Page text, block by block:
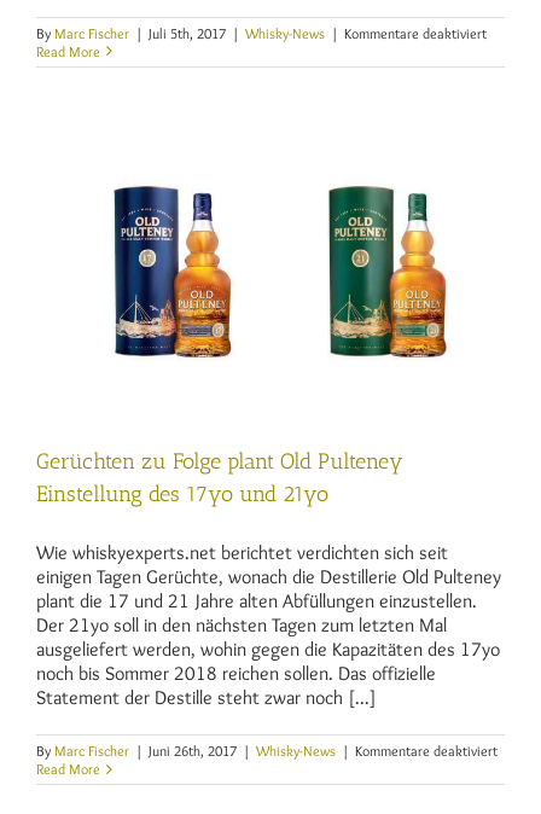
By Marc Fischer | Juli 5th, 2017 | Whisky-News | Kommentare deaktiviertfür
11
Read More
Gerüchten zu Folge plant Old Pulteney
Einstellung des 17yo und 21yo
Wie whiskyexperts.net berichtet verdichten sich seit
einigen Tagen Gerüchte, wonach die Destillerie Old Pulteney
plant die 17 und 21 Jahre alten Abfüllungen einzustellen.
Der 21yo soll in den nächsten Tagen zum letzten Mal
ausgeliefert werden, wohin gegen die Kapazitäten des 17yo
noch bis Sommer 2018 reichen sollen. Das offizielle
Statement der Destille steht zwar noch [...]
By Marc Fischer | Juni 26th, 2017 | Whisky-News | Kommentare deaktiviertfür
zu
Read More